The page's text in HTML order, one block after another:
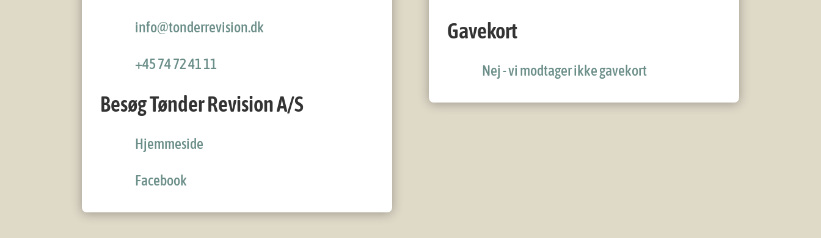
info@tonderrevision.dk
+45 74 72 41 11
Besøg Tønder Revision A/S
Hjemmeside
Facebook
Gavekort
Nej - vi modtager ikke gavekort